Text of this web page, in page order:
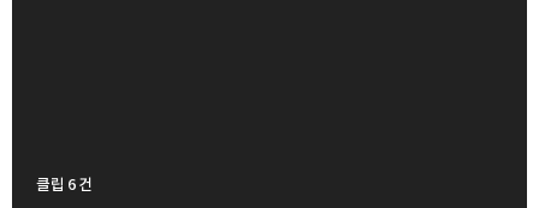
클립 6 건